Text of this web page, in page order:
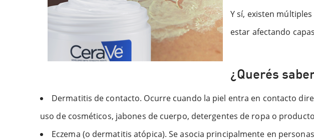
Y sí, existen
estar afectando
¿Querés
Dermatitis de contacto. Ocurre cuando la piel entra en contacto
uso de cosméticos, jabones de cuerpo, detergentes de ropa o
Eczema (o dermatitis atópica). Se asocia principalmente en